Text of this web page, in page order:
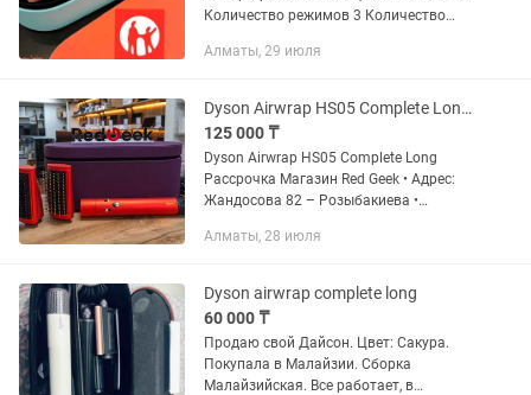
Количество режимов 3 Количество
температура нагрева 150.0 °C
Алматы, 29 июля
Dyson Airwrap HS05 Complete Long Рассрочка Магазин Red Geek
125 000 ₸
Dyson Airwrap HS05 Complete Long
Рассрочка Магазин Red Geek • Адрес:
Жандосова 82 – Розыбакиева •
• Рассрочка 0-0-12 • Официальная
Алматы, 28 июля
Dyson airwrap complete long
60 000 ₸
Продаю свой Дайсон. Цвет: Сакура.
Покупала в Малайзии. Сборка
Малайзийская. Все работает, в